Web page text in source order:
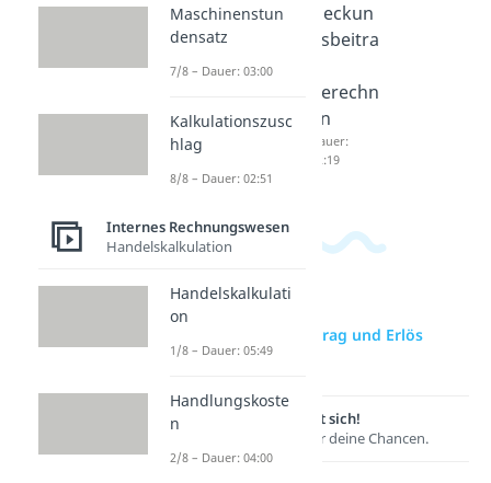
Leistun
gen
Dauer:
02:36
Deckun
g
Deckun
gsbeitra
berechn
en
Dauer:
02:19
zur Videoseite: Ertrag und Erlös
Unterschied
Lernen lohnt sich!
Entdecke hier deine Chancen.
Maschinenstun
densatz
7/8 – Dauer: 03:00
Kalkulationszusc
hlag
8/8 – Dauer: 02:51
Internes Rechnungswesen
Handelskalkulation
Handelskalkulati
on
1/8 – Dauer: 05:49
Handlungskoste
n
2/8 – Dauer: 04:00